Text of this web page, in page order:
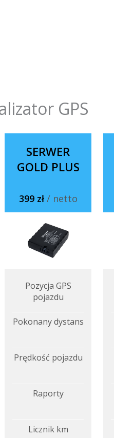
GPS
SERWER
GOLD PLUS
399 zł / netto
Pozycja GPS
pojazdu
Pokonany dystans
Prędkość pojazdu
Raporty
Licznik km